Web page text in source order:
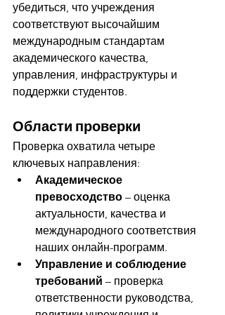
убедиться, что учреждения
соответствуют высочайшим
международным стандартам
академического качества,
управления, инфраструктуры и
поддержки студентов.
Области проверки
Проверка охватила четыре
ключевых направления:
Академическое
превосходство – оценка
актуальности, качества и
международного соответствия
наших онлайн-программ.
Управление и соблюдение
требований – проверка
ответственности руководства,